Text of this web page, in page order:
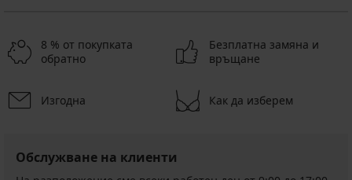
8 % от покупката
обратно
Безплатна замяна и
връщане
Изгодна Как да изберем
Обслужване на клиенти